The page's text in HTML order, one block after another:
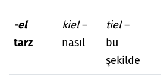
-el
tarz
kiel–
nasıl
tiel–
bu
şekilde